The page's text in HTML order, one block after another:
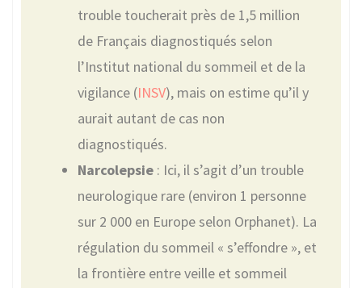
trouble toucherait près de 1,5 million
de Français diagnostiqués selon
l’Institut national du sommeil et de la
vigilance (INSV), mais on estime qu’il y
aurait autant de cas non
diagnostiqués.
Narcolepsie : Ici, il s’agit d’un trouble
neurologique rare (environ 1 personne
sur 2 000 en Europe selon Orphanet). La
régulation du sommeil « s’effondre », et
la frontière entre veille et sommeil